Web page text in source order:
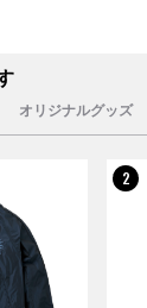
オリジナルグッズ
2